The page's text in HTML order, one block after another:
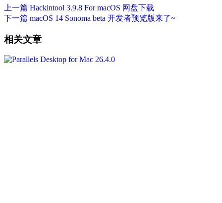
上一篇 Hackintool 3.9.8 For macOS 网盘下载
下一篇 macOS 14 Sonoma beta 开发者预览版来了~
相关文章